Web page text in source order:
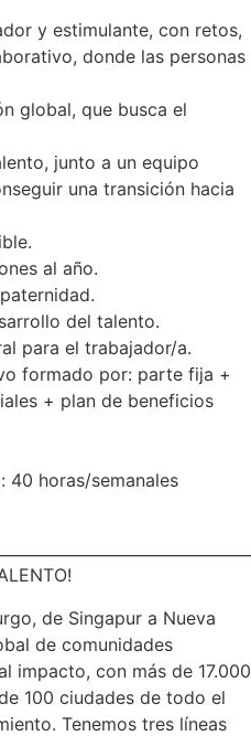
y estimulante, con retos,
donde las personas
global, que busca el
junto a un equipo
una transición hacia
al año.
del talento.
para el trabajador/a.
formado por: parte fija +
+ plan de beneficios
40 horas/semanales
de Singapur a Nueva
de comunidades
impacto, con más de 17.000
100 ciudades de todo el
Tenemos tres líneas